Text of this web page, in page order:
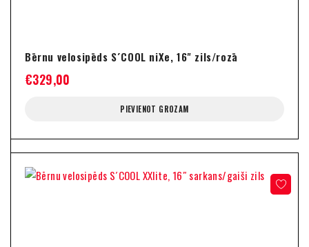
Bērnu velosipēds S´COOL niXe, 16" zils/rozā
€329,00
PIEVIENOT GROZAM